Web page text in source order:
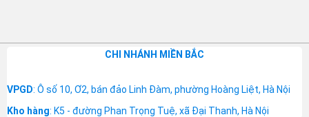
CHI NHÁNH MIỀN BẮC
VPGD: Ô số 10, Ơ2, bán đảo Linh Đàm, phường Hoàng Liệt, Hà Nội
Kho hàng: K5 - đường Phan Trọng Tuệ, xã Đại Thanh, Hà Nội